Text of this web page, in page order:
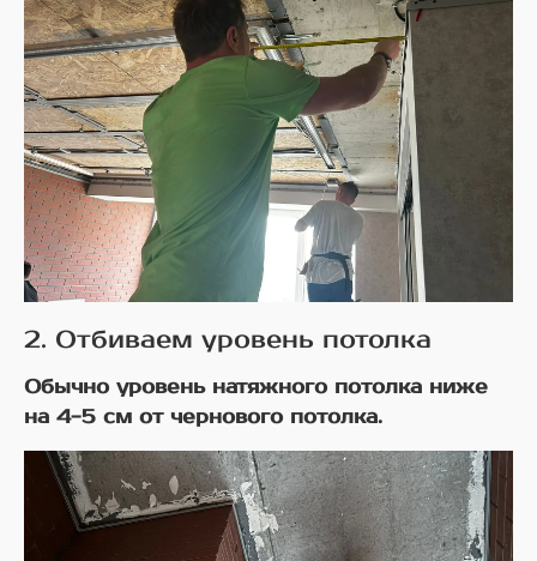
2. Отбиваем уровень потолка
Обычно уровень натяжного потолка ниже
на 4-5 см от чернового потолка.